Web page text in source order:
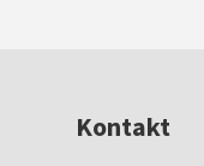
Kontakt